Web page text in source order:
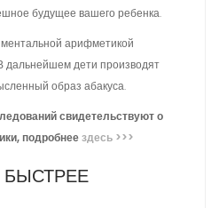
будущее вашего ребенка.
арифметикой
дальнейшем дети производят
образ абакуса.
свидетельствуют о
подробнеездесь >>>
БЫСТРЕЕ